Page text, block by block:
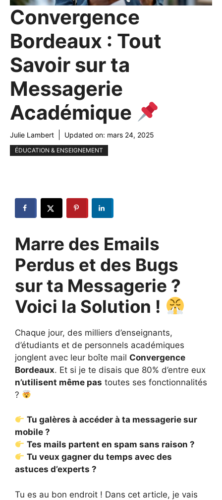
Convergence
Bordeaux : Tout
Savoir sur ta
Messagerie
Académique
Julie Lambert Updated on: mars 24, 2025
ÉDUCATION & ENSEIGNEMENT
Marre des Emails
Perdus et des Bugs
sur ta Messagerie ?
Voici la Solution !
Chaque jour, des milliers d’enseignants,
d’étudiants et de personnels académiques
jonglent avec leur boîte mail Convergence
Bordeaux. Et si je te disais que 80% d’entre eux
n’utilisent même pas toutes ses fonctionnalités
?
Tu galères à accéder à ta messagerie sur
mobile ?
Tes mails partent en spam sans raison ?
Tu veux gagner du temps avec des
astuces d’experts ?
Tu es au bon endroit ! Dans cet article, je vais